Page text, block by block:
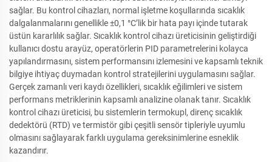
sağlar. Bu kontrol cihazları, normal işletme koşullarında sıcaklık
dalgalanmalarını genellikle ±0,1 °C’lik bir hata payı içinde tutarak
üstün kararlılık sağlar. Sıcaklık kontrol cihazı üreticisinin geliştirdiği
kullanıcı dostu arayüz, operatörlerin PID parametrelerini kolayca
yapılandırmasını, sistem performansını izlemesini ve kapsamlı teknik
bilgiye ihtiyaç duymadan kontrol stratejilerini uygulamasını sağlar.
Gerçek zamanlı veri kaydı özellikleri, sıcaklık eğilimleri ve sistem
performans metriklerinin kapsamlı analizine olanak tanır. Sıcaklık
kontrol cihazı üreticisi, bu sistemlerin termokupl, direnç sıcaklık
dedektörü (RTD) ve termistör gibi çeşitli sensör tipleriyle uyumlu
olmasını sağlayarak farklı uygulama gereksinimlerine esneklik
kazandırır.